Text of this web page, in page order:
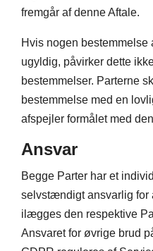
fremgår af denne Aftale.
Hvis nogen
ugyldig, påvirker dette
bestemmelser. Parterne
bestemmelse med en
afspejler formålet med
Ansvar
Begge Parter har et
selvstændigt ansvarlig for
ilægges den respektive
Ansvaret for øvrige brud